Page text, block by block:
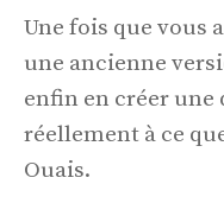
Une fois que vous
une ancienne
enfin en créer une
réellement à ce
Ouais.